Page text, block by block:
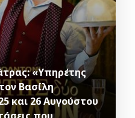
«Υπηρέτης
Βασίλη
και 26 Αυγούστου